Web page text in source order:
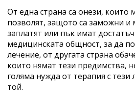
От една страна са онези, които
позволят, защото са заможни и
заплатят или пък имат
медицинската общност, за да
лечение, от другата страна
които нямат тези предимства,
голяма нужда от терапия с тези
той.